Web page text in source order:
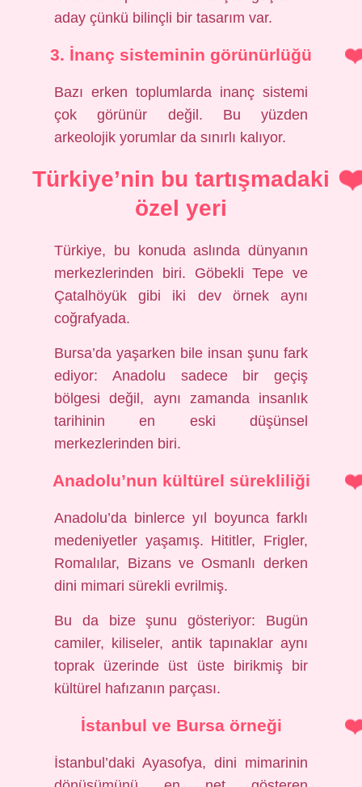
aday çünkü bilinçli bir tasarım var.
3. İnanç sisteminin görünürlüğü
Bazı erken toplumlarda inanç sistemi
çok görünür değil. Bu yüzden
arkeolojik yorumlar da sınırlı kalıyor.
Türkiye’nin bu tartışmadaki
özel yeri
Türkiye, bu konuda aslında dünyanın
merkezlerinden biri. Göbekli Tepe ve
Çatalhöyük gibi iki dev örnek aynı
coğrafyada.
Bursa’da yaşarken bile insan şunu fark
ediyor: Anadolu sadece bir geçiş
bölgesi değil, aynı zamanda insanlık
tarihinin en eski düşünsel
merkezlerinden biri.
Anadolu’nun kültürel sürekliliği
Anadolu’da binlerce yıl boyunca farklı
medeniyetler yaşamış. Hititler, Frigler,
Romalılar, Bizans ve Osmanlı derken
dini mimari sürekli evrilmiş.
Bu da bize şunu gösteriyor: Bugün
camiler, kiliseler, antik tapınaklar aynı
toprak üzerinde üst üste birikmiş bir
kültürel hafızanın parçası.
İstanbul ve Bursa örneği
İstanbul’daki Ayasofya, dini mimarinin